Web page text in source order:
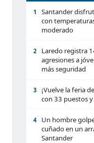
1
Santander
con
moderado
2
Laredo registra
agresiones a
más seguridad
3
¡Vuelve la feria
con 33 puestos
4
Un hombre
cuñado en un
Santander